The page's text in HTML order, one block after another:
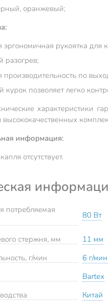
оранжевый;
эргономичная рукоятка для
разогрев;
производительность по
позволяет легко
характеристики
информация:
отсутствует.
потребляемая
80 Вт
стержня, мм
11 мм
г/мин
6 г/мин
Bartex
Китай